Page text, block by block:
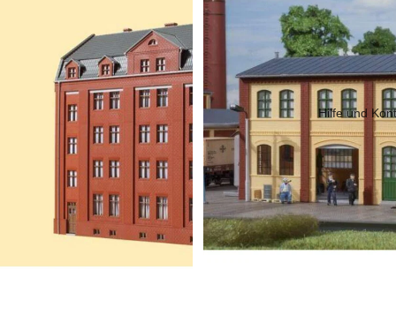
Hilfe und